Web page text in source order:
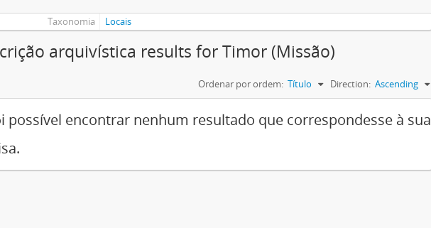
Taxonomia Locais
arquivística results for Timor (Missão)
Ordenar por ordem: Título Direction: Ascending
possível encontrar nenhum resultado que correspondesse à sua